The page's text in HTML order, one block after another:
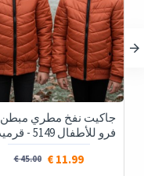
جاكيت نفخ مطري مبطن
فرو للأطفال 5149 - قرميدي
11.99 €
45.00 €